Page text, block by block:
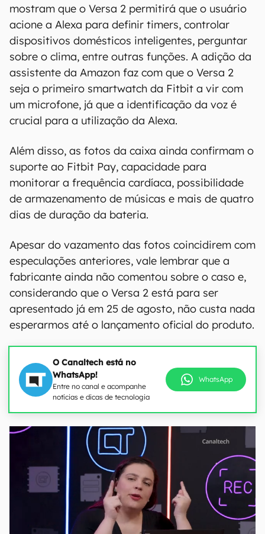
mostram que o Versa 2 permitirá que o usuário
acione a Alexa para definir timers, controlar
dispositivos domésticos inteligentes, perguntar
sobre o clima, entre outras funções. A adição da
assistente da Amazon faz com que o Versa 2
seja o primeiro smartwatch da Fitbit a vir com
um microfone, já que a identificação da voz é
crucial para a utilização da Alexa.
Além disso, as fotos da caixa ainda confirmam o
suporte ao Fitbit Pay, capacidade para
monitorar a frequência cardíaca, possibilidade
de armazenamento de músicas e mais de quatro
dias de duração da bateria.
Apesar do vazamento das fotos coincidirem com
especulações anteriores, vale lembrar que a
fabricante ainda não comentou sobre o caso e,
considerando que o Versa 2 está para ser
apresentado já em 25 de agosto, não custa nada
esperarmos até o lançamento oficial do produto.
O Canaltech está no
WhatsApp!
Entre no canal e acompanhe
notícias e dicas de tecnologia
WhatsApp